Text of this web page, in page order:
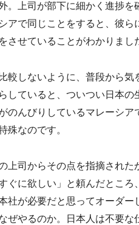
。上司が部下に細かく進捗を
アで同じことをすると、彼ら
させていることがわかりまし
較しないように、普段から気
していると、ついつい日本の
のんびりしているマレーシア
殊なのです。
上司からその点を指摘された
ぐに欲しい」と頼んだところ
社が必要だと思ってオーダー
ぜやるのか。日本人は不要な